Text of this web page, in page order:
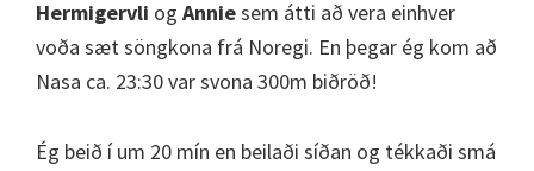
Hermigervli og Anniesem átti að vera einhver
voða sæt söngkona frá Noregi. En þegar ég kom að
Nasa ca. 23:30 var svona 300m biðröð!
Ég beið í um 20 mín en beilaði síðan og tékkaði smá